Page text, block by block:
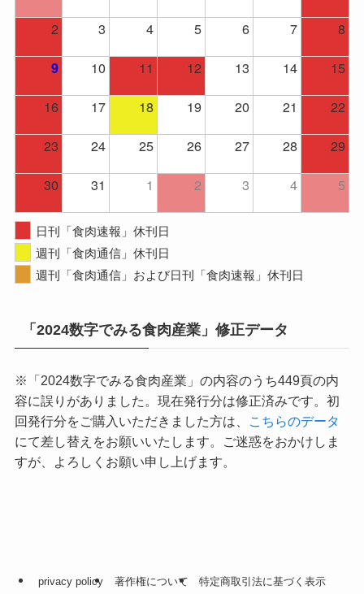
2
3 4 5 6 7 8
9 10 11 12 13 14
15
16
17 18 19 20 21
22
23
24 25 26 27 28
29
30
31 1 2 3 4 5
日刊「食肉速報」休刊日
週刊「食肉通信」休刊日
週刊「食肉通信」および日刊「食肉速報」休刊日
「2024数字でみる食肉産業」修正データ
※「2024数字でみる食肉産業」の内容のうち449頁の内
容に誤りがありました。現在発行分は修正済みです。初
回発行分をご購入いただきました方は、
こちらのデータ
にて差し替えをお願いいたします。ご迷惑をおかけしま
すが、よろしくお願い申し上げます。
privacy policy 著作権について 特定商取引法に基づく表示